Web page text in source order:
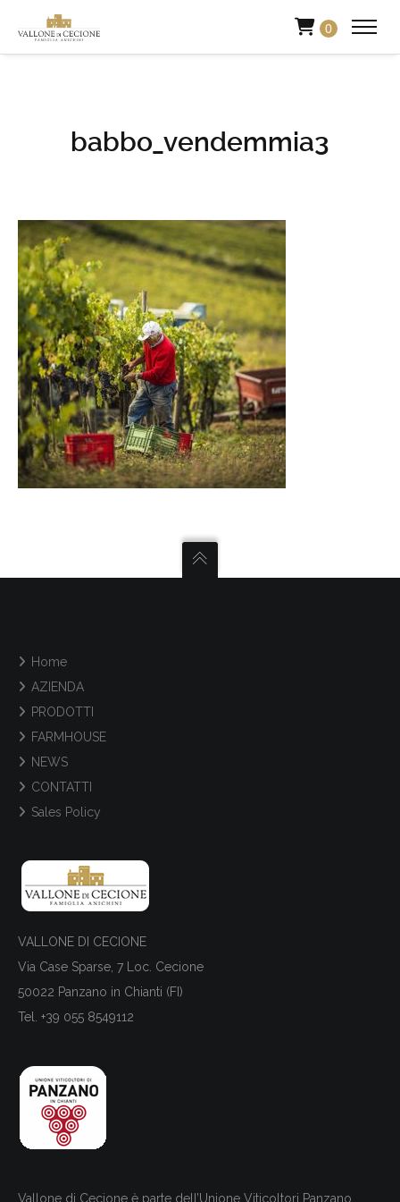
0
babbo_vendemmia3
Home
AZIENDA
PRODOTTI
FARMHOUSE
NEWS
CONTATTI
Sales Policy
VALLONE DI CECIONE
Via Case Sparse, 7 Loc. Cecione
50022 Panzano in Chianti (FI)
Tel. +39 055 8549112
Vallone di Cecione è parte dell’Unione Viticoltori Panzano